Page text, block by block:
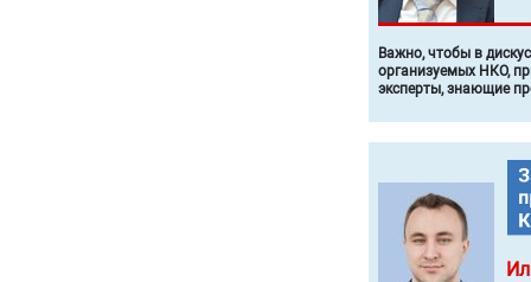
Важно, чтобы в
организуемых НКО,
эксперты, знающие